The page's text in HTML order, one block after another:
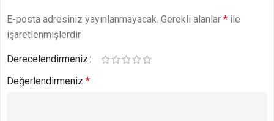
E-posta adresiniz yayınlanmayacak. Gerekli alanlar * ile
işaretlenmişlerdir
Derecelendirmeniz
Değerlendirmeniz *